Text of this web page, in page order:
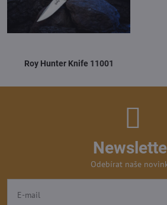
Roy Hunter Knife 11001
Odebírat naše